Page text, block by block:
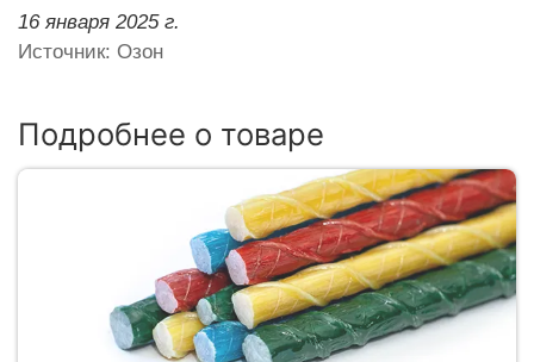
16 января 2025 г.
Источник: Озон
Подробнее о товаре